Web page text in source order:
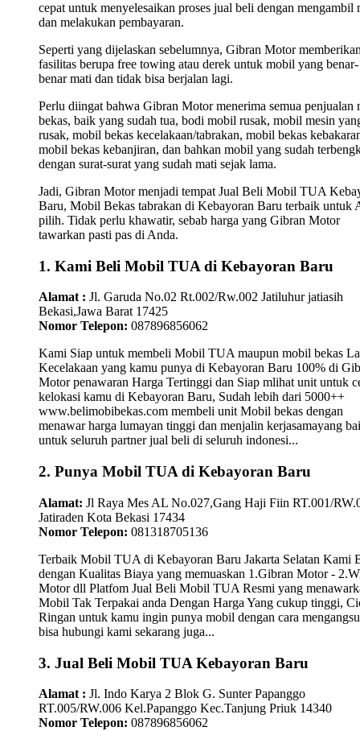
cepat untuk menyelesaikan proses jual beli dengan mengambil
dan melakukan pembayaran.
Seperti yang dijelaskan sebelumnya, Gibran Motor
fasilitas berupa free towing atau derek untuk mobil yang benar-
benar mati dan tidak bisa berjalan lagi.
Perlu diingat bahwa Gibran Motor menerima semua penjualan
bekas, baik yang sudah tua, bodi mobil rusak, mobil mesin
rusak, mobil bekas kecelakaan/tabrakan, mobil bekas
mobil bekas kebanjiran, dan bahkan mobil yang sudah
dengan surat-surat yang sudah mati sejak lama.
Jadi, Gibran Motor menjadi tempat Jual Beli Mobil TUA
Baru, Mobil Bekas tabrakan di Kebayoran Baru terbaik untuk
pilih. Tidak perlu khawatir, sebab harga yang Gibran Motor
tawarkan pasti pas di Anda.
1. Kami Beli Mobil TUA di Kebayoran Baru
Alamat : Jl. Garuda No.02 Rt.002/Rw.002 Jatiluhur jatiasih
Bekasi,Jawa Barat 17425
Nomor Telepon: 087896856062
Kami Siap untuk membeli Mobil TUA maupun mobil bekas
Kecelakaan yang kamu punya di Kebayoran Baru 100% di
Motor penawaran Harga Tertinggi dan Siap mlihat unit untuk
kelokasi kamu di Kebayoran Baru, Sudah lebih dari 5000++
www.belimobibekas.com membeli unit Mobil bekas dengan
menawar harga lumayan tinggi dan menjalin kerjasamayang
untuk seluruh partner jual beli di seluruh indonesi...
2. Punya Mobil TUA di Kebayoran Baru
Alamat: Jl Raya Mes AL No.027,Gang Haji Fiin RT.001/
Jatiraden Kota Bekasi 17434
Nomor Telepon: 081318705136
Terbaik Mobil TUA di Kebayoran Baru Jakarta Selatan Kami
dengan Kualitas Biaya yang memuaskan 1.Gibran Motor -
Motor dll Platfom Jual Beli Mobil TUA Resmi yang
Mobil Tak Terpakai anda Dengan Harga Yang cukup tinggi,
Ringan untuk kamu ingin punya mobil dengan cara
bisa hubungi kami sekarang juga...
3. Jual Beli Mobil TUA Kebayoran Baru
Alamat : Jl. Indo Karya 2 Blok G. Sunter Papanggo
RT.005/RW.006 Kel.Papanggo Kec.Tanjung Priuk 14340
Nomor Telepon: 087896856062